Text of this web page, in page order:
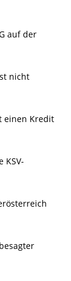
auf der
nicht
einen Kredit
KSV-